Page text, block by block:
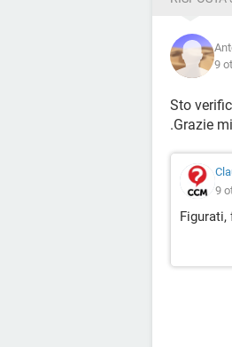
9
Sto
.Grazie
9